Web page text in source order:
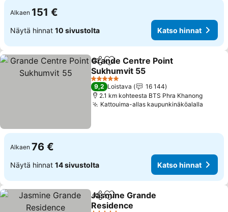
Alkaen 151 €
Näytä hinnat 10 sivustolta Katso hinnat
Jaa Lisää suosikkeihin
Grande Centre Point
Sukhumvit 55
5 Tähtiluokitus
9,2 Loistava
16 144
2.1 km kohteesta BTS Phra Khanong
Kattouima-allas kaupunkinäköalalla
Alkaen 76 €
Näytä hinnat 14 sivustolta Katso hinnat
Jaa Lisää suosikkeihin
Jasmine Grande
Residence